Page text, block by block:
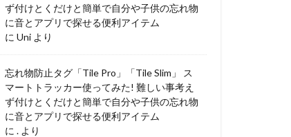
ず付けとくだけと簡単で自分や子供の忘れ物
に音とアプリで探せる便利アイテム
に Uni より
忘れ物防止タグ「Tile Pro」「Tile Slim」 ス
マートトラッカー使ってみた! 難しい事考え
ず付けとくだけと簡単で自分や子供の忘れ物
に音とアプリで探せる便利アイテム
に . より